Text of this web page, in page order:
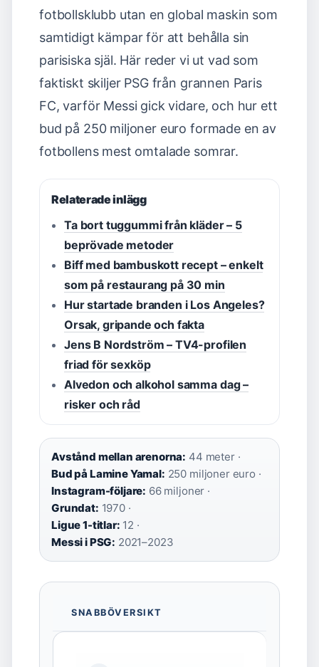
fotbollsklubb utan en global maskin som
samtidigt kämpar för att behålla sin
parisiska själ. Här reder vi ut vad som
faktiskt skiljer PSG från grannen Paris
FC, varför Messi gick vidare, och hur ett
bud på 250 miljoner euro formade en av
fotbollens mest omtalade somrar.
Relaterade inlägg
Ta bort tuggummi från kläder – 5
beprövade metoder
Biff med bambuskott recept – enkelt
som på restaurang på 30 min
Hur startade branden i Los Angeles?
Orsak, gripande och fakta
Jens B Nordström – TV4-profilen
friad för sexköp
Alvedon och alkohol samma dag –
risker och råd
Avstånd mellan arenorna: 44 meter ·
Bud på Lamine Yamal: 250 miljoner euro ·
Instagram-följare: 66 miljoner ·
Grundat: 1970 ·
Ligue 1-titlar: 12 ·
Messi i PSG: 2021–2023
SNABBÖVERSIKT